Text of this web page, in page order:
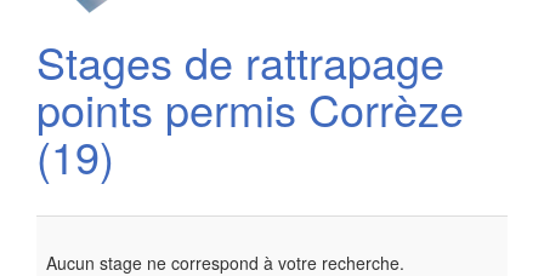
Stages de rattrapage
points permis Corrèze
(19)
Aucun stage ne correspond à votre recherche.